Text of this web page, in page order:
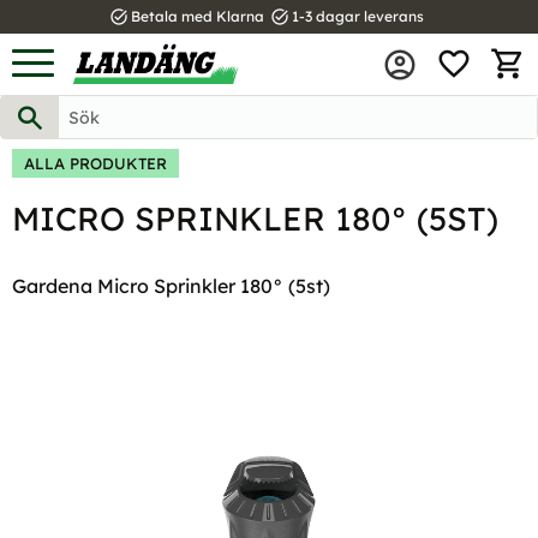
Meny
task_alt Betala med Klarna task_alt 1-3 dagar leverans
ALLA PRODUKTER
MICRO SPRINKLER 180° (5ST)
Gardena Micro Sprinkler 180° (5st)